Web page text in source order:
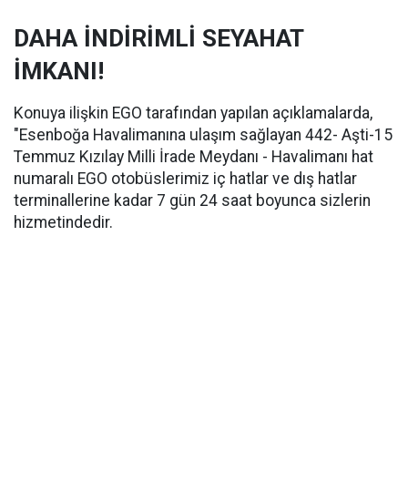
DAHA İNDİRİMLİ SEYAHAT
İMKANI!
Konuya ilişkin EGO tarafından yapılan açıklamalarda,
"Esenboğa Havalimanına ulaşım sağlayan 442- Aşti-15
Temmuz Kızılay Milli İrade Meydanı - Havalimanı hat
numaralı EGO otobüslerimiz iç hatlar ve dış hatlar
terminallerine kadar 7 gün 24 saat boyunca sizlerin
hizmetindedir.